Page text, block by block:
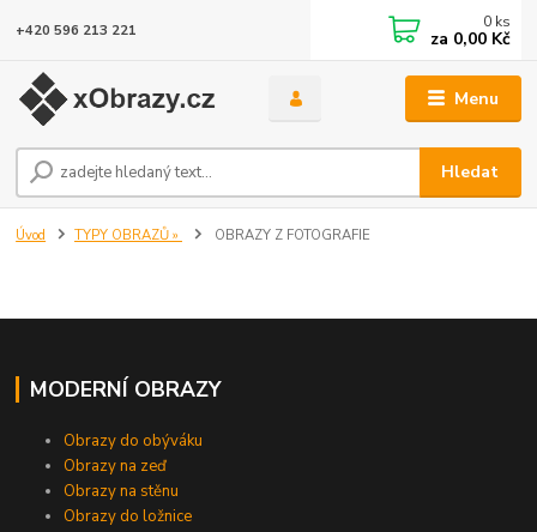
Menu
Hledat
+420 596 213 221 0 ks
za 0,00 Kč
Úvod TYPY OBRAZŮ » OBRAZY Z FOTOGRAFIE
MODERNÍ OBRAZY
Obrazy do obýváku
Obrazy na zeď
Obrazy na stěnu
Obrazy do ložnice